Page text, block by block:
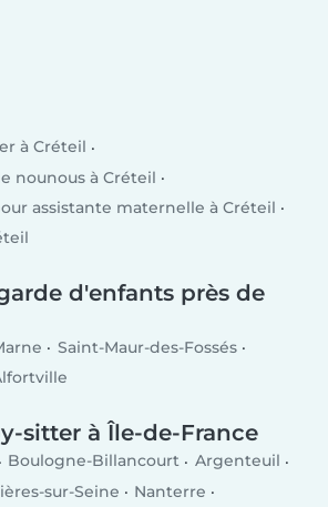
à Créteil
nounous à Créteil
assistante maternelle à Créteil
d'enfants près de
Saint-Maur-des-Fossés
sitter à Île-de-France
Boulogne-Billancourt
Argenteuil
sur-Seine
Nanterre